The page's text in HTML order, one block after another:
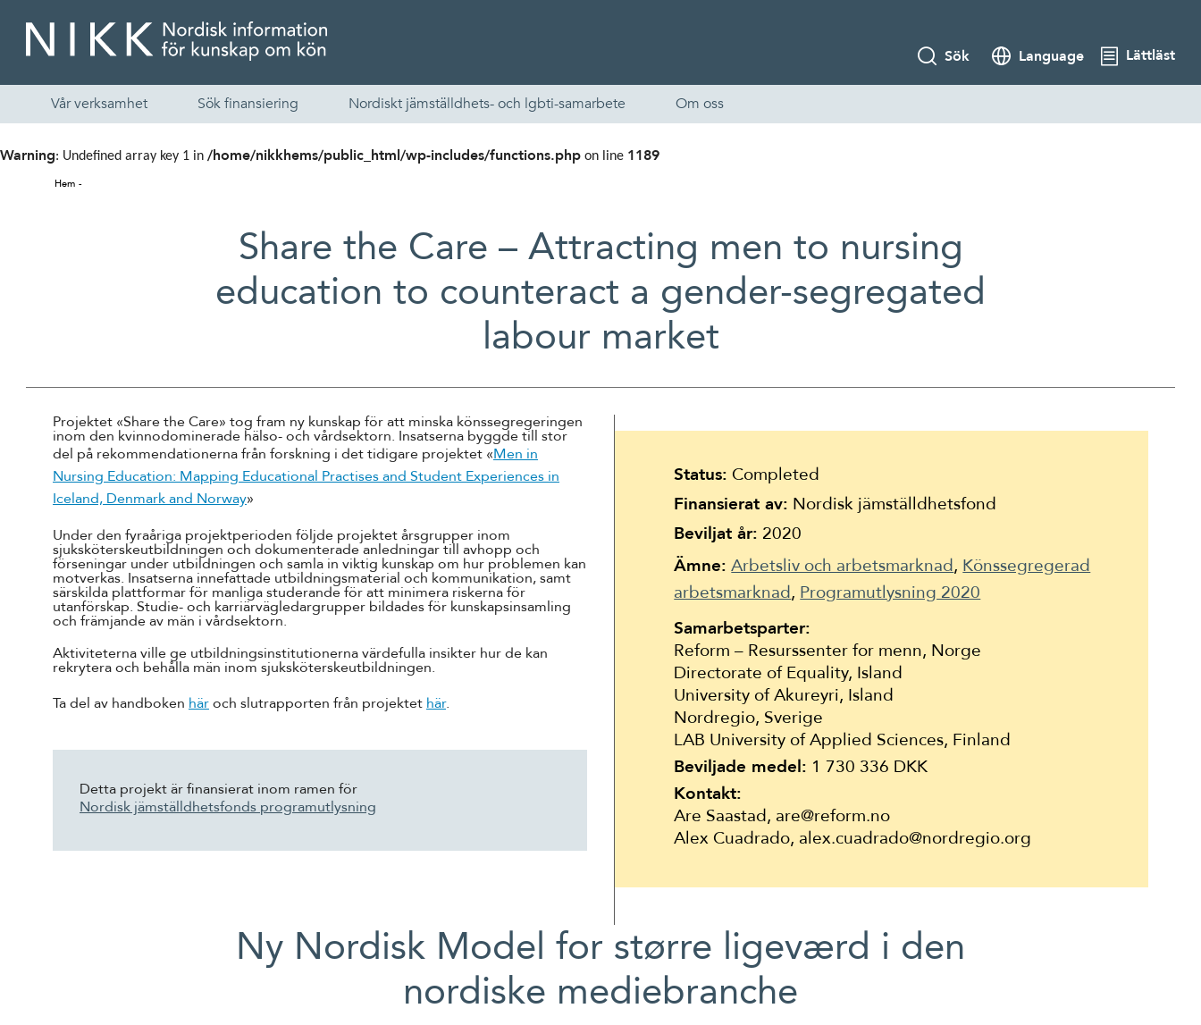
Íslenska
Sök Language Lättläst
Vår verksamhet Sök finansiering Nordiskt jämställdhets- och lgbti-samarbete Om oss
Warning: Undefined array key 1 in /home/nikkhems/public_html/wp-includes/functions.php on line 1189
Hem
Share the Care – Attracting men to nursing
education to counteract a gender-segregated
labour market
Projektet «Share the Care» tog fram ny kunskap för att minska könssegregeringen
inom den kvinnodominerade hälso- och vårdsektorn. Insatserna byggde till stor
del på rekommendationerna från forskning i det tidigare projektet «Men in
Nursing Education: Mapping Educational Practises and Student Experiences in
Iceland, Denmark and Norway»
Under den fyraåriga projektperioden följde projektet årsgrupper inom
sjuksköterskeutbildningen och dokumenterade anledningar till avhopp och
förseningar under utbildningen och samla in viktig kunskap om hur problemen kan
motverkas. Insatserna innefattade utbildningsmaterial och kommunikation, samt
särskilda plattformar för manliga studerande för att minimera riskerna för
utanförskap. Studie- och karriärvägledargrupper bildades för kunskapsinsamling
och främjande av män i vårdsektorn.
Aktiviteterna ville ge utbildningsinstitutionerna värdefulla insikter hur de kan
rekrytera och behålla män inom sjuksköterskeutbildningen.
Ta del av handboken häroch slutrapporten från projektet här.
Detta projekt är finansierat inom ramen för
Nordisk jämställdhetsfonds programutlysning
Status: Completed
Finansierat av: Nordisk jämställdhetsfond
Beviljat år: 2020
Ämne: Arbetsliv och arbetsmarknad Könssegregerad
arbetsmarknad Programutlysning 2020
Samarbetsparter:
Reform – Resurssenter for menn, Norge
Directorate of Equality, Island
University of Akureyri, Island
Nordregio, Sverige
LAB University of Applied Sciences, Finland
Beviljade medel: 1 730 336 DKK
Kontakt:
Are Saastad, are@reform.no
Alex Cuadrado, alex.cuadrado@nordregio.org
Ny Nordisk Model for større ligeværd i den
nordiske mediebranche